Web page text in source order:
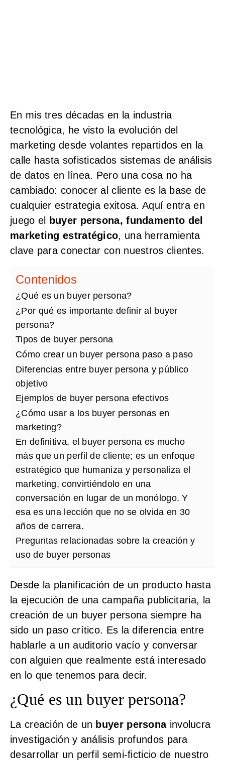
En mis tres décadas en la industria
tecnológica, he visto la evolución del
marketing desde volantes repartidos en la
calle hasta sofisticados sistemas de análisis
de datos en línea. Pero una cosa no ha
cambiado: conocer al cliente es la base de
cualquier estrategia exitosa. Aquí entra en
juego el
buyer persona, fundamento del
marketing estratégico, una herramienta
clave para conectar con nuestros clientes.
Contenidos
¿Qué es un buyer persona?
¿Por qué es importante definir al buyer
persona?
Tipos de buyer persona
Cómo crear un buyer persona paso a paso
Diferencias entre buyer persona y público
objetivo
Ejemplos de buyer persona efectivos
¿Cómo usar a los buyer personas en
marketing?
En definitiva, el buyer persona es mucho
más que un perfil de cliente; es un enfoque
estratégico que humaniza y personaliza el
marketing, convirtiéndolo en una
conversación en lugar de un monólogo. Y
esa es una lección que no se olvida en 30
años de carrera.
Preguntas relacionadas sobre la creación y
uso de buyer personas
Desde la planificación de un producto hasta
la ejecución de una campaña publicitaria, la
creación de un buyer persona siempre ha
sido un paso crítico. Es la diferencia entre
hablarle a un auditorio vacío y conversar
con alguien que realmente está interesado
en lo que tenemos para decir.
¿Qué es un buyer persona?
La creación de un buyer personainvolucra
investigación y análisis profundos para
desarrollar un perfil semi-ficticio de nuestro